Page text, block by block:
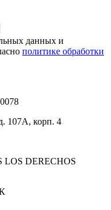
данных и
политике обработки
107А, корп. 4
LOS DERECHOS